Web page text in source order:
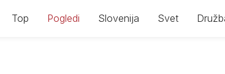
Top Pogledi Slovenija Svet